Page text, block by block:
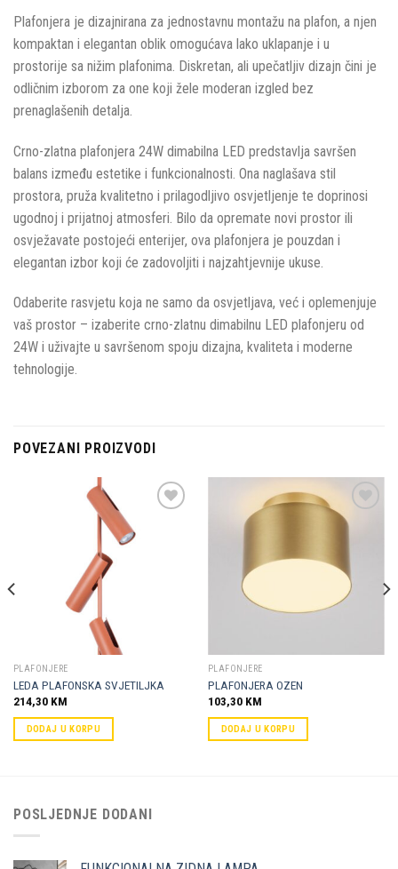
Plafonjera je dizajnirana za jednostavnu montažu na plafon, a njen
kompaktan i elegantan oblik omogućava lako uklapanje i u
prostorije sa nižim plafonima. Diskretan, ali upečatljiv dizajn čini je
odličnim izborom za one koji žele moderan izgled bez
prenaglašenih detalja.
Crno-zlatna plafonjera 24W dimabilna LED predstavlja savršen
balans između estetike i funkcionalnosti. Ona naglašava stil
prostora, pruža kvalitetno i prilagodljivo osvjetljenje te doprinosi
ugodnoj i prijatnoj atmosferi. Bilo da opremate novi prostor ili
osvježavate postojeći enterijer, ova plafonjera je pouzdan i
elegantan izbor koji će zadovoljiti i najzahtjevnije ukuse.
Odaberite rasvjetu koja ne samo da osvjetljava, već i oplemenjuje
vaš prostor – izaberite crno-zlatnu dimabilnu LED plafonjeru od
24W i uživajte u savršenom spoju dizajna, kvaliteta i moderne
tehnologije.
POVEZANI PROIZVODI
PLAFONJERE
LEDA PLAFONSKA SVJETILJKA
214,30 KM
DODAJ U KORPU
omiljene
PLAFONJERE
PLAFONJERA OZEN
103,30 KM
DODAJ U KORPU
POSLJEDNJE DODANI